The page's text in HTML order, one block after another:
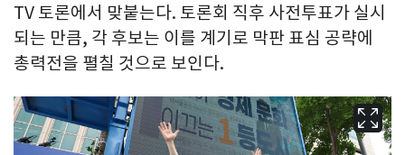
TV 토론에서 맞붙는다. 토론회 직후 사전투표가 실시
되는 만큼, 각 후보는 이를 계기로 막판 표심 공략에
총력전을 펼칠 것으로 보인다.